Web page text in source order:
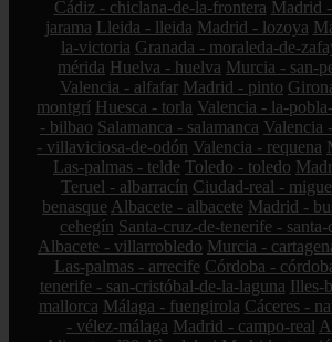
Cádiz - chiclana-de-la-frontera Madrid
jarama Lleida - lleida Madrid - lozoya
la-victoria Granada - moraleda-de-
mérida Huelva - huelva Murcia - san-
Valencia - alfafar Madrid - pinto
montgrí Huesca - torla Valencia - la-
- bilbao Salamanca - salamanca Valencia
- villaviciosa-de-odón Valencia - requena
Las-palmas - telde Toledo - toledo
Teruel - albarracín Ciudad-real -
benasque Albacete - albacete Madrid -
cehegín Santa-cruz-de-tenerife -
Albacete - villarrobledo Murcia -
Las-palmas - arrecife Córdoba -
tenerife - san-cristóbal-de-la-laguna Illes-
mallorca Málaga - fuengirola Cáceres -
- vélez-málaga Madrid - campo-real